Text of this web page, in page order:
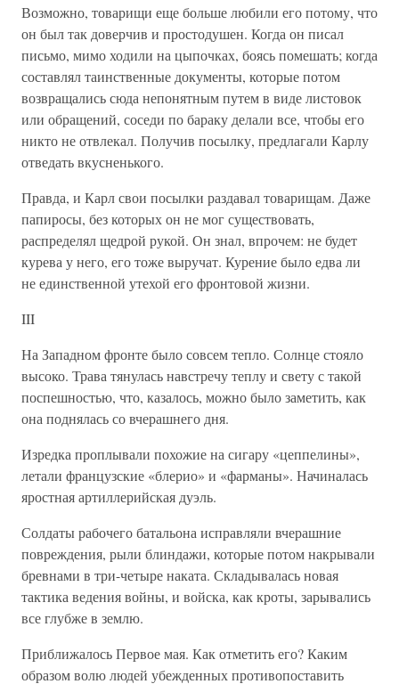
Возможно, товарищи еще больше любили его потому, что
он был так доверчив и простодушен. Когда он писал
письмо, мимо ходили на цыпочках, боясь помешать; когда
составлял таинственные документы, которые потом
возвращались сюда непонятным путем в виде листовок
или обращений, соседи по бараку делали все, чтобы его
никто не отвлекал. Получив посылку, предлагали Карлу
отведать вкусненького.
Правда, и Карл свои посылки раздавал товарищам. Даже
папиросы, без которых он не мог существовать,
распределял щедрой рукой. Он знал, впрочем: не будет
курева у него, его тоже выручат. Курение было едва ли
не единственной утехой его фронтовой жизни.
III
На Западном фронте было совсем тепло. Солнце стояло
высоко. Трава тянулась навстречу теплу и свету с такой
поспешностью, что, казалось, можно было заметить, как
она поднялась со вчерашнего дня.
Изредка проплывали похожие на сигару «цеппелины»,
летали французские «блерио» и «фарманы». Начиналась
яростная артиллерийская дуэль.
Солдаты рабочего батальона исправляли вчерашние
повреждения, рыли блиндажи, которые потом накрывали
бревнами в три-четыре наката. Складывалась новая
тактика ведения войны, и войска, как кроты, зарывались
все глубже в землю.
Приближалось Первое мая. Как отметить его? Каким
образом волю людей убежденных противопоставить